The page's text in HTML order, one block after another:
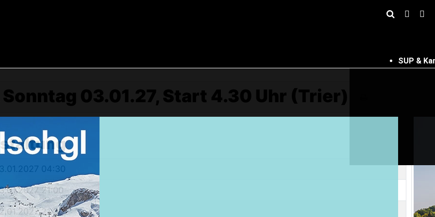
Weekendtrips
Ischgl: Closing 4 Tagestour
Ski & Snowboardservice
Infos Service
Service buchen
SUP &
03.01.27, Start 4.30 Uhr (Trier)
04:30
21:00
21:00